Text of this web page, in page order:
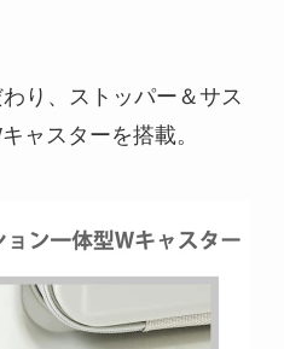
り、ストッパー＆サス
ャスターを搭載。